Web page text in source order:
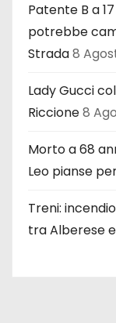
Patente B a
potrebbe
Strada8
Lady Gucci
Riccione8
Morto a 68
Leo pianse
Treni:
tra Alberese